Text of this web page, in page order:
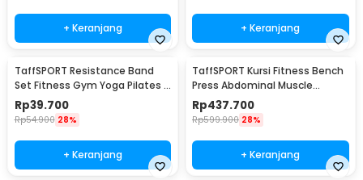
+ Keranjang + Keranjang
TaffSPORT Resistance Band
Set Fitness Gym Yoga Pilates 11
PCS - YR2-11
Rp39.700
Rp54.900 28%
+ Keranjang
TaffSPORT Kursi Fitness Bench
Press Abdominal Muscle
Foldable - YC-300
Rp437.700
Rp599.900 28%
+ Keranjang